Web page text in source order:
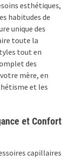
esthétiques,
habitudes de
unique des
toute la
tout en
des
mère, en
et les
et Confort
capillaires